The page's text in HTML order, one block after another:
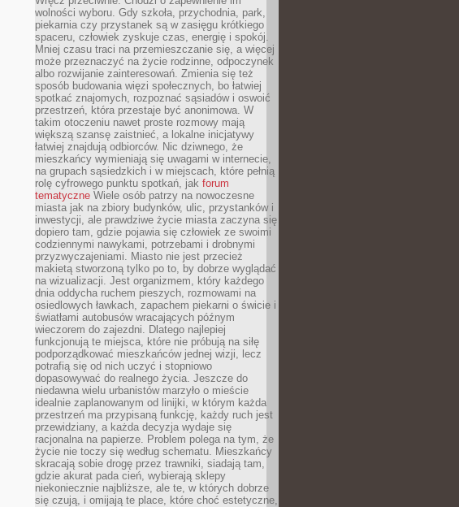
wolności wyboru. Gdy szkoła, przychodnia, park,
piekarnia czy przystanek są w zasięgu krótkiego
spaceru, człowiek zyskuje czas, energię i spokój.
Mniej czasu traci na przemieszczanie się, a więcej
może przeznaczyć na życie rodzinne, odpoczynek
albo rozwijanie zainteresowań. Zmienia się też
sposób budowania więzi społecznych, bo łatwiej
spotkać znajomych, rozpoznać sąsiadów i oswoić
przestrzeń, która przestaje być anonimowa. W
takim otoczeniu nawet proste rozmowy mają
większą szansę zaistnieć, a lokalne inicjatywy
łatwiej znajdują odbiorców. Nic dziwnego, że
mieszkańcy wymieniają się uwagami w internecie,
na grupach sąsiedzkich i w miejscach, które pełnią
rolę cyfrowego punktu spotkań, jak forum
tematyczne Wiele osób patrzy na nowoczesne
miasta jak na zbiory budynków, ulic, przystanków i
inwestycji, ale prawdziwe życie miasta zaczyna się
dopiero tam, gdzie pojawia się człowiek ze swoimi
codziennymi nawykami, potrzebami i drobnymi
przyzwyczajeniami. Miasto nie jest przecież
makietą stworzoną tylko po to, by dobrze wyglądać
na wizualizacji. Jest organizmem, który każdego
dnia oddycha ruchem pieszych, rozmowami na
osiedlowych ławkach, zapachem piekarni o świcie i
światłami autobusów wracających późnym
wieczorem do zajezdni. Dlatego najlepiej
funkcjonują te miejsca, które nie próbują na siłę
podporządkować mieszkańców jednej wizji, lecz
potrafią się od nich uczyć i stopniowo
dopasowywać do realnego życia. Jeszcze do
niedawna wielu urbanistów marzyło o mieście
idealnie zaplanowanym od linijki, w którym każda
przestrzeń ma przypisaną funkcję, każdy ruch jest
przewidziany, a każda decyzja wydaje się
racjonalna na papierze. Problem polega na tym, że
życie nie toczy się według schematu. Mieszkańcy
skracają sobie drogę przez trawniki, siadają tam,
gdzie akurat pada cień, wybierają sklepy
niekoniecznie najbliższe, ale te, w których dobrze
się czują, i omijają te place, które choć estetyczne,